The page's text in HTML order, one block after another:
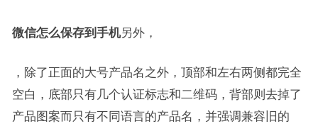
微信怎么保存到手机另外，
，除了正面的大号产品名之外，顶部和左右两侧都完全
空白，底部只有几个认证标志和二维码，背部则去掉了
产品图案而只有不同语言的产品名，并强调兼容旧的